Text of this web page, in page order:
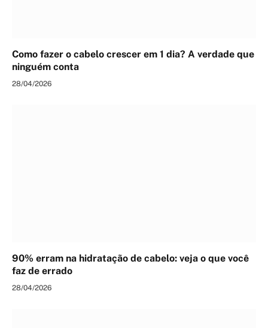
Como fazer o cabelo crescer em 1 dia? A verdade que
ninguém conta
28/04/2026
90% erram na hidratação de cabelo: veja o que você
faz de errado
28/04/2026